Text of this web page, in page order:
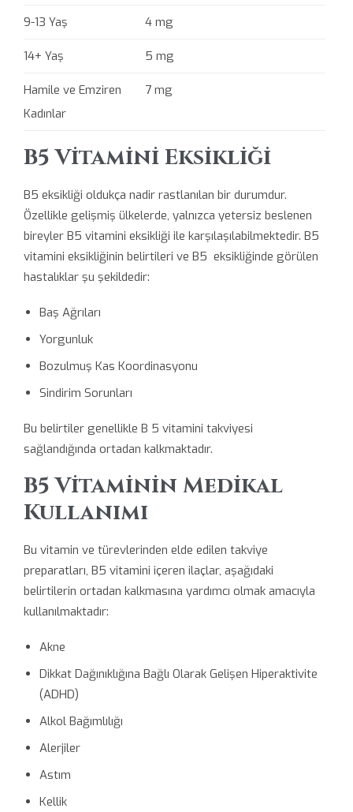
9-13 Yaş 4 mg
14+ Yaş 5 mg
Hamile ve Emziren
Kadınlar
7 mg
B5 Vitamini Eksikliği
B5 eksikliği oldukça nadir rastlanılan bir durumdur.
Özellikle gelişmiş ülkelerde, yalnızca yetersiz beslenen
bireyler B5 vitamini eksikliği ile karşılaşılabilmektedir. B5
vitamini eksikliğinin belirtileri ve B5 eksikliğinde görülen
hastalıklar şu şekildedir:
Baş Ağrıları
Yorgunluk
Bozulmuş Kas Koordinasyonu
Sindirim Sorunları
Bu belirtiler genellikle B 5 vitamini takviyesi
sağlandığında ortadan kalkmaktadır.
B5 Vitaminin Medikal
Kullanımı
Bu vitamin ve türevlerinden elde edilen takviye
preparatları, B5 vitamini içeren ilaçlar, aşağıdaki
belirtilerin ortadan kalkmasına yardımcı olmak amacıyla
kullanılmaktadır:
Akne
Dikkat Dağınıklığına Bağlı Olarak Gelişen Hiperaktivite
(ADHD)
Alkol Bağımlılığı
Alerjiler
Astım
Kellik